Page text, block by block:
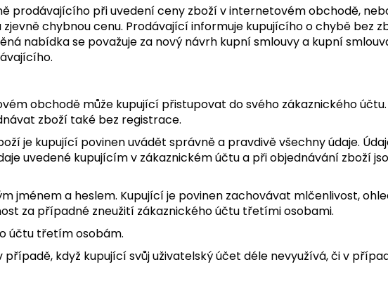
prodávajícího při uvedení ceny zboží v internetovém obchodě,
chybnou cenu. Prodávající informuje kupujícího o chybě bez
nabídka se považuje za nový návrh kupní smlouvy a kupní
obchodě může kupující přistupovat do svého zákaznického
zboží také bez registrace.
je kupující povinen uvádět správně a pravdivě všechny údaje.
uvedené kupujícím v zákaznickém účtu a při objednávání zboží
jménem a heslem. Kupující je povinen zachovávat mlčenlivost,
za případné zneužití zákaznického účtu třetími osobami.
účtu třetím osobám.
když kupující svůj uživatelský účet déle nevyužívá, či v